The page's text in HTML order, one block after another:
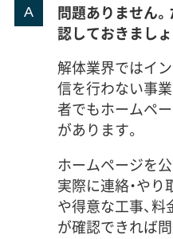
問題ありません
認しておきましょ
解体業界ではイ
信を行わない事
者でもホームペ
があります。
ホームページを
実際に連絡・や
や得意な工事、
が確認できれば